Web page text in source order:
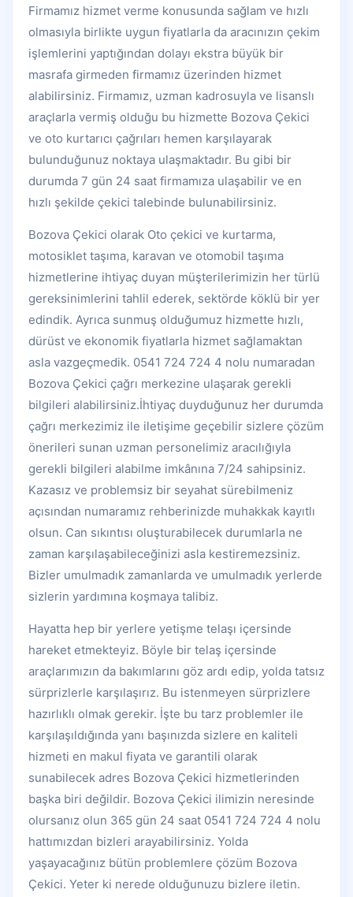
Firmamız hizmet verme konusunda sağlam ve hızlı
olmasıyla birlikte uygun fiyatlarla da aracınızın çekim
işlemlerini yaptığından dolayı ekstra büyük bir
masrafa girmeden firmamız üzerinden hizmet
alabilirsiniz. Firmamız, uzman kadrosuyla ve lisanslı
araçlarla vermiş olduğu bu hizmette Bozova Çekici
ve oto kurtarıcı çağrıları hemen karşılayarak
bulunduğunuz noktaya ulaşmaktadır. Bu gibi bir
durumda 7 gün 24 saat firmamıza ulaşabilir ve en
hızlı şekilde çekici talebinde bulunabilirsiniz.
Bozova Çekici olarak Oto çekici ve kurtarma,
motosiklet taşıma, karavan ve otomobil taşıma
hizmetlerine ihtiyaç duyan müşterilerimizin her türlü
gereksinimlerini tahlil ederek, sektörde köklü bir yer
edindik. Ayrıca sunmuş olduğumuz hizmette hızlı,
dürüst ve ekonomik fiyatlarla hizmet sağlamaktan
asla vazgeçmedik. 0541 724 724 4 nolu numaradan
Bozova Çekici çağrı merkezine ulaşarak gerekli
bilgileri alabilirsiniz.İhtiyaç duyduğunuz her durumda
çağrı merkezimiz ile iletişime geçebilir sizlere çözüm
önerileri sunan uzman personelimiz aracılığıyla
gerekli bilgileri alabilme imkânına 7/24 sahipsiniz.
Kazasız ve problemsiz bir seyahat sürebilmeniz
açısından numaramız rehberinizde muhakkak kayıtlı
olsun. Can sıkıntısı oluşturabilecek durumlarla ne
zaman karşılaşabileceğinizi asla kestiremezsiniz.
Bizler umulmadık zamanlarda ve umulmadık yerlerde
sizlerin yardımına koşmaya talibiz.
Hayatta hep bir yerlere yetişme telaşı içersinde
hareket etmekteyiz. Böyle bir telaş içersinde
araçlarımızın da bakımlarını göz ardı edip, yolda tatsız
sürprizlerle karşılaşırız. Bu istenmeyen sürprizlere
hazırlıklı olmak gerekir. İşte bu tarz problemler ile
karşılaşıldığında yanı başınızda sizlere en kaliteli
hizmeti en makul fiyata ve garantili olarak
sunabilecek adres Bozova Çekici hizmetlerinden
başka biri değildir. Bozova Çekici ilimizin neresinde
olursanız olun 365 gün 24 saat 0541 724 724 4 nolu
hattımızdan bizleri arayabilirsiniz. Yolda
yaşayacağınız bütün problemlere çözüm Bozova
Çekici. Yeter ki nerede olduğunuzu bizlere iletin.